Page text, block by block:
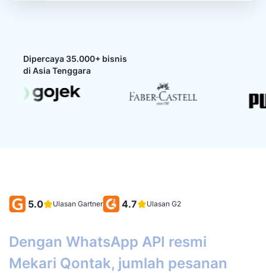
Dipercaya 35.000+ bisnis
di Asia Tenggara
5.0 Ulasan Gartner 4.7 Ulasan G2
Dengan WhatsApp API resmi
Mekari Qontak, jumlah pesanan